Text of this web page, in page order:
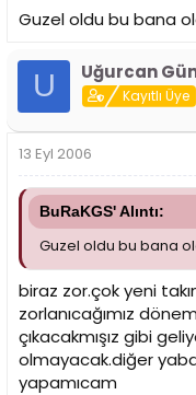
Guzel oldu bu bana
U Uğurcan
Kayıtlı Üye
13 Eyl 2006
BuRaKGS' Alıntı:
Guzel oldu bu bana
biraz zor.çok yeni
zorlanıcağımız
çıkacakmışız gibi
olmayacak.diğer
yapamıcam